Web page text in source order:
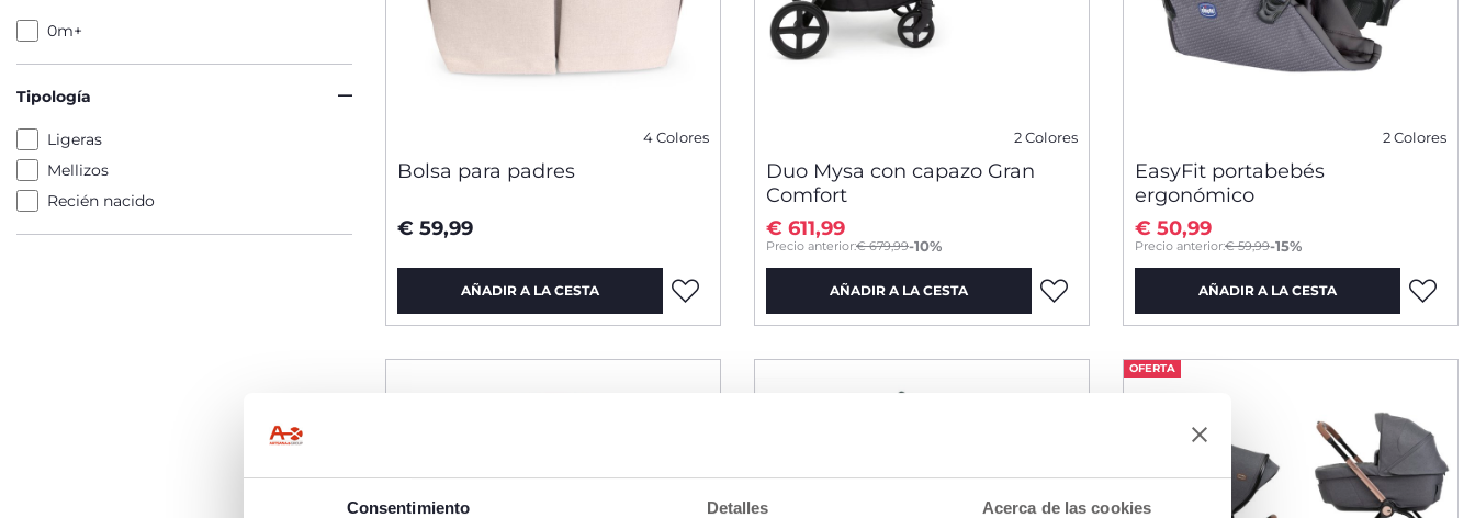
Consentimiento Detalles Acerca de las cookies
0m+
Tipología
Ligeras
Mellizos
Recién nacido
4 Colores
Bolsa para padres
€ 59,99
AÑADIR A LA CESTA
2 Colores
Duo Mysa con capazo Gran
Comfort
Precio anterior:€ 679,99-10%
to
€ 611,99
AÑADIR A LA CESTA
2 Colores
EasyFit portabebés
ergonómico
Precio anterior:€ 59,99-15%
to
€ 50,99
AÑADIR A LA CESTA
OFERTA